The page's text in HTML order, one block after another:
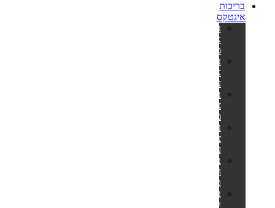
בריכות
אינטקס
בריכות
אולטרה
מלבניות
בריכות
אולטרה
עגולות
בריכות
צינורות
מלבניות
בריכות
צינורות
עגולות
בריכות
הכל
כלול
בריכות
קערה